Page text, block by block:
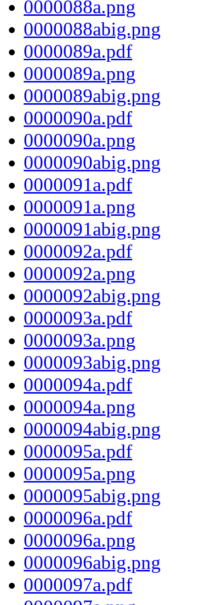
0000088a.png
0000088abig.png
0000089a.pdf
0000089a.png
0000089abig.png
0000090a.pdf
0000090a.png
0000090abig.png
0000091a.pdf
0000091a.png
0000091abig.png
0000092a.pdf
0000092a.png
0000092abig.png
0000093a.pdf
0000093a.png
0000093abig.png
0000094a.pdf
0000094a.png
0000094abig.png
0000095a.pdf
0000095a.png
0000095abig.png
0000096a.pdf
0000096a.png
0000096abig.png
0000097a.pdf